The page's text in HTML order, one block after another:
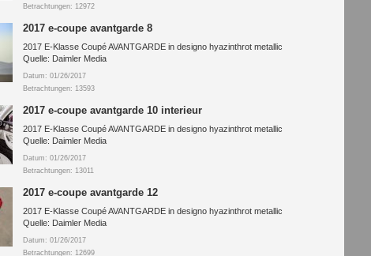
Betrachtungen: 12972
2017 e-coupe avantgarde 8
2017 E-Klasse Coupé AVANTGARDE in designo hyazinthrot metallic
Quelle: Daimler Media
Datum: 01/26/2017
Betrachtungen: 13593
2017 e-coupe avantgarde 10 interieur
2017 E-Klasse Coupé AVANTGARDE in designo hyazinthrot metallic
Quelle: Daimler Media
Datum: 01/26/2017
Betrachtungen: 13011
2017 e-coupe avantgarde 12
2017 E-Klasse Coupé AVANTGARDE in designo hyazinthrot metallic
Quelle: Daimler Media
Datum: 01/26/2017
Betrachtungen: 12699